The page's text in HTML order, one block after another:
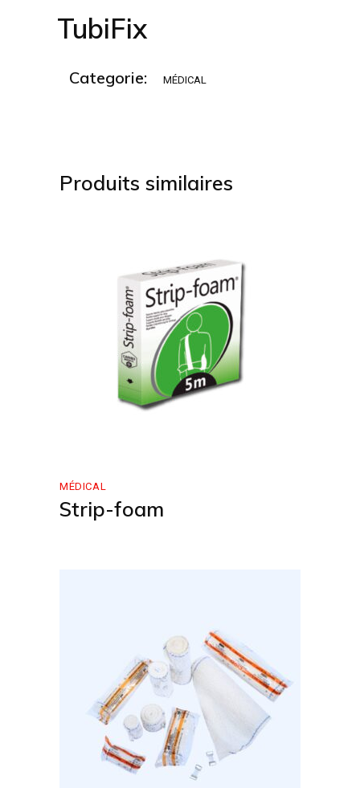
TubiFix
Categorie: MÉDICAL
Produits similaires
MÉDICAL
Strip-foam